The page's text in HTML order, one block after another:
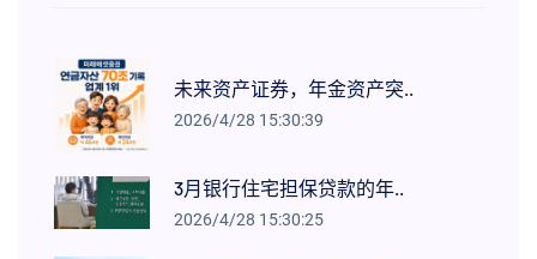
未来资产证券，年金资产突..
2026/4/28 15:30:39
3月银行住宅担保贷款的年..
2026/4/28 15:30:25